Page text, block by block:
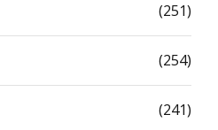
(251)
(254)
(241)